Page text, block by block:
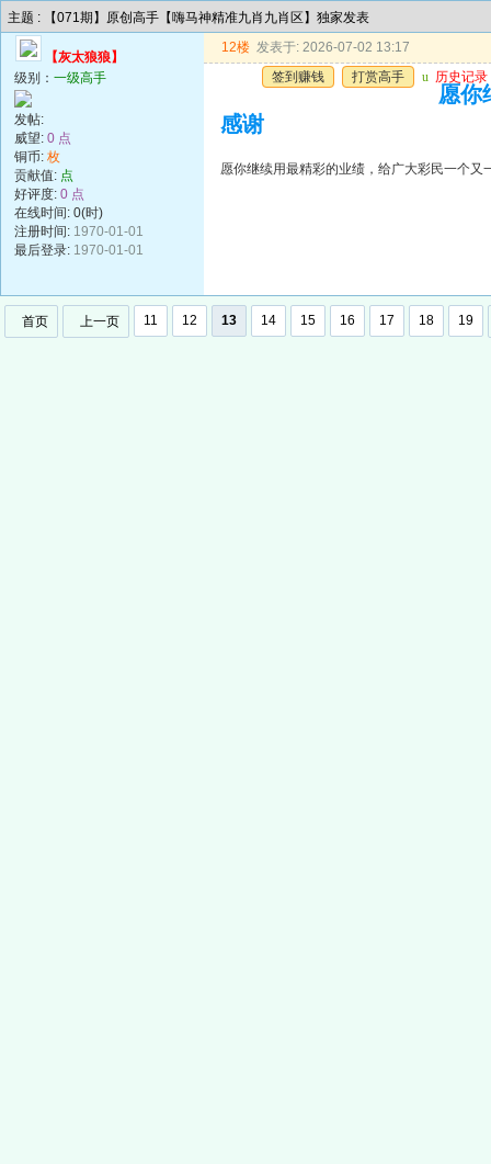
主题 : 【071期】原创高手【嗨马神精准九肖九肖区】独家发表
【灰太狼狼】
级别： 一级高手
发帖:
威望: 0 点
铜币: 枚
贡献值: 点
好评度: 0 点
在线时间: 0(时)
注册时间: 1970-01-01
最后登录: 1970-01-01
12楼 发表于: 2026-07-02 13:17
签到赚钱
打赏高手 u 历史记录
愿你
感谢
愿你继续用最精彩的业绩，给广大彩民一个又
首页 上一页 11 12 13 14 15 16 17 18 19